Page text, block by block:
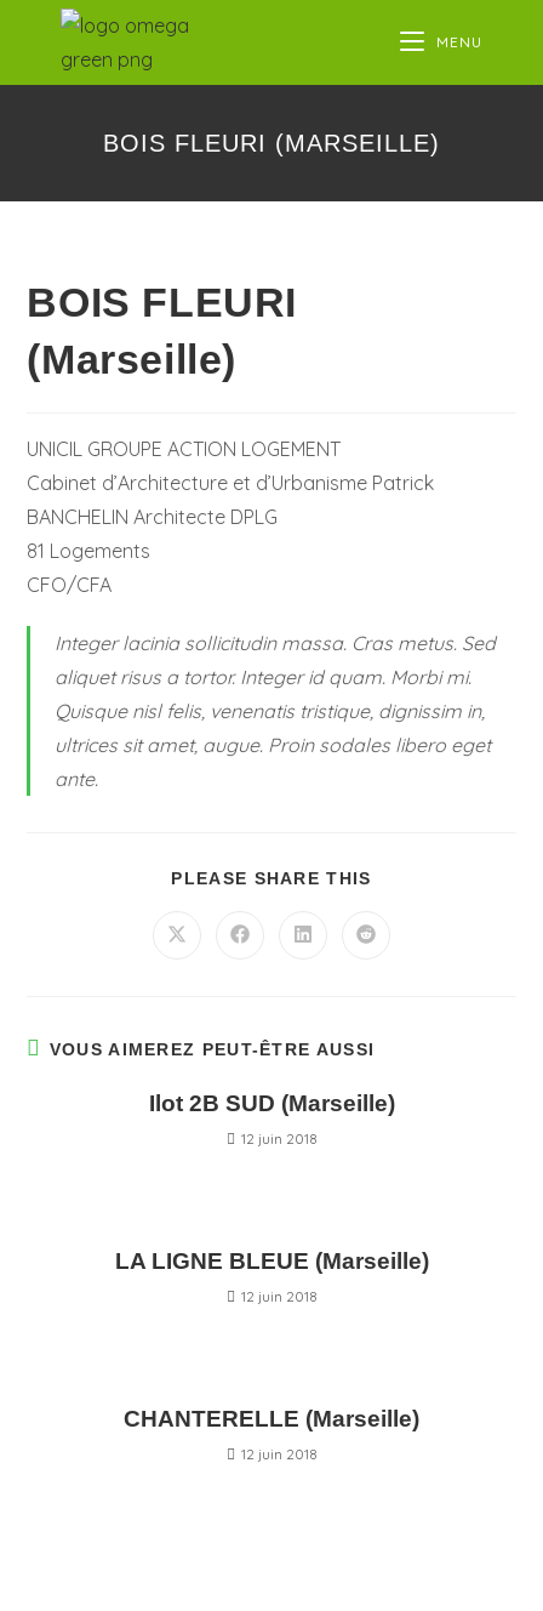
MENU
BOIS FLEURI (MARSEILLE)
BOIS FLEURI
(Marseille)
UNICIL GROUPE ACTION LOGEMENT
Cabinet d’Architecture et d’Urbanisme Patrick
BANCHELIN Architecte DPLG
81 Logements
CFO/CFA
Integer lacinia sollicitudin massa. Cras metus. Sed
aliquet risus a tortor. Integer id quam. Morbi mi.
Quisque nisl felis, venenatis tristique, dignissim in,
ultrices sit amet, augue. Proin sodales libero eget
ante.
PLEASE SHARE THIS
VOUS AIMEREZ PEUT-ÊTRE AUSSI
Ilot 2B SUD (Marseille)
12 juin 2018
LA LIGNE BLEUE (Marseille)
12 juin 2018
CHANTERELLE (Marseille)
12 juin 2018